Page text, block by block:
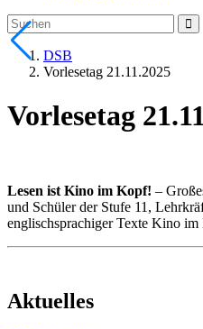
DSB
Vorlesetag 21.11.2025
Vorlesetag
Lesen ist Kino im Kopf! –
und Schüler der Stufe 11,
englischsprachiger Texte Kino
Aktuelles